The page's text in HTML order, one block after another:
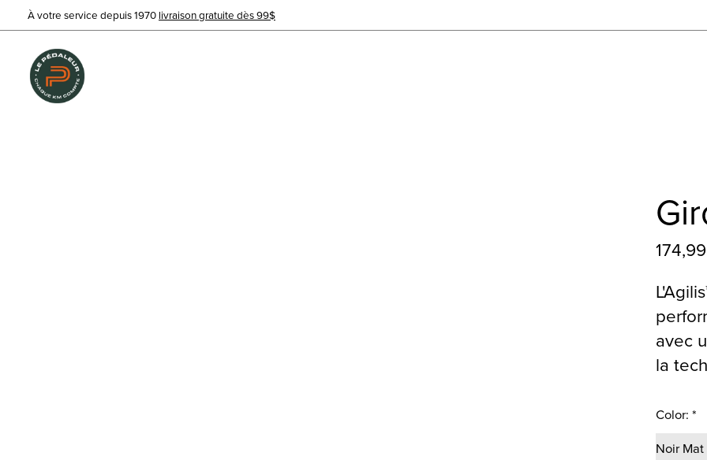
À votre service depuis 1970 livraison gratuite dès 99$
avec
la
Color:*